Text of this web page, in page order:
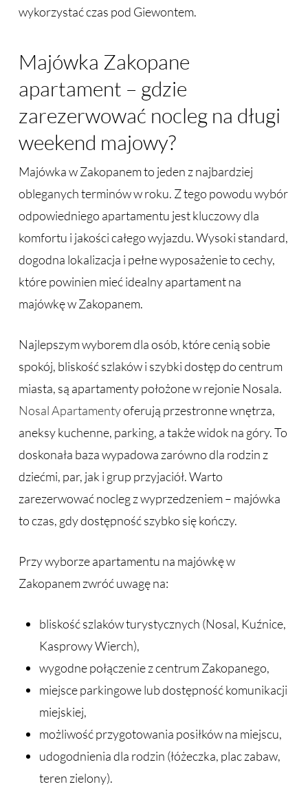
wykorzystać czas pod Giewontem.
Majówka Zakopane
apartament – gdzie
zarezerwować nocleg na długi
weekend majowy?
Majówka w Zakopanem to jeden z najbardziej
obleganych terminów w roku. Z tego powodu wybór
odpowiedniego apartamentu jest kluczowy dla
komfortu i jakości całego wyjazdu. Wysoki standard,
dogodna lokalizacja i pełne wyposażenie to cechy,
które powinien mieć idealny apartament na
majówkę w Zakopanem.
Najlepszym wyborem dla osób, które cenią sobie
spokój, bliskość szlaków i szybki dostęp do centrum
miasta, są apartamenty położone w rejonie Nosala.
Nosal Apartamentyoferują przestronne wnętrza,
aneksy kuchenne, parking, a także widok na góry. To
doskonała baza wypadowa zarówno dla rodzin z
dziećmi, par, jak i grup przyjaciół. Warto
zarezerwować nocleg z wyprzedzeniem – majówka
to czas, gdy dostępność szybko się kończy.
Przy wyborze apartamentu na majówkę w
Zakopanem zwróć uwagę na:
bliskość szlaków turystycznych (Nosal, Kuźnice,
Kasprowy Wierch),
wygodne połączenie z centrum Zakopanego,
miejsce parkingowe lub dostępność komunikacji
miejskiej,
możliwość przygotowania posiłków na miejscu,
udogodnienia dla rodzin (łóżeczka, plac zabaw,
teren zielony).